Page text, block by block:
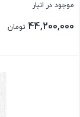
موجود در انبار
44,200,000 تومان